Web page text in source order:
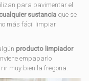
para pavimentar el
sustancia que se
más fácil limpiar
producto limpiador
empaparlo
muy bien la fregona.